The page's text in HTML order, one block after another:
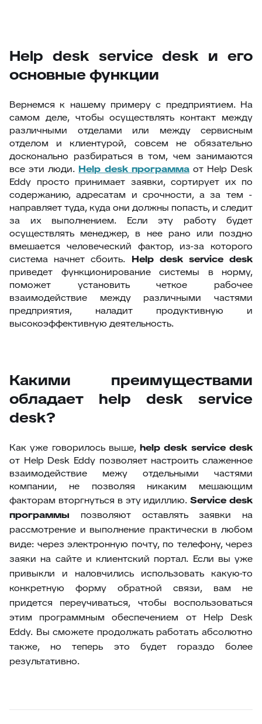
Help desk service desk и его
основные функции
Вернемся к нашему примеру с предприятием. На
самом деле, чтобы осуществлять контакт между
различными отделами или между сервисным
отделом и клиентурой, совсем не обязательно
досконально разбираться в том, чем занимаются
все эти люди. Help desk программаот Help Desk
Eddy просто принимает заявки, сортирует их по
содержанию, адресатам и срочности, а за тем -
направляет туда, куда они должны попасть, и следит
за их выполнением. Если эту работу будет
осуществлять менеджер, в нее рано или поздно
вмешается человеческий фактор, из-за которого
система начнет сбоить. Help desk service desk
приведет функционирование системы в норму,
поможет установить четкое рабочее
взаимодействие между различными частями
предприятия, наладит продуктивную и
высокоэффективную деятельность.
Какими преимуществами
обладает help desk service
desk?
Как уже говорилось выше,help desk service desk
от Help Desk Eddy позволяет настроить слаженное
взаимодействие межу отдельными частями
компании, не позволяя никаким мешающим
факторам вторгнуться в эту идиллию.Service desk
программы позволяют оставлять заявки на
рассмотрение и выполнение практически в любом
виде: через электронную почту, по телефону, через
заяки на сайте и клиентский портал. Если вы уже
привыкли и наловчились использовать какую-то
конкретную форму обратной связи, вам не
придется переучиваться, чтобы воспользоваться
этим программным обеспечением от Help Desk
Eddy. Вы сможете продолжать работать абсолютно
также, но теперь это будет гораздо более
результативно.